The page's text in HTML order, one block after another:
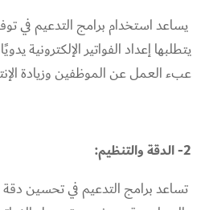
يساعد استخدام برامج التدعيم في
يتطلبها إعداد الفواتير الإلكترونية
عبء العمل عن الموظفين وزيادة
2- الدقة والتنظيم:
تساعد برامج التدعيم في تحسين دقة